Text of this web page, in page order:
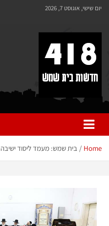
לתוכן
יום שישי, אוגוסט 7, 2026
418 – חדשות בית שמש
כל מה שחדש ומעניין בבית שמש בכלל
Home בית שמש: מעמד ליסוד ישיבה